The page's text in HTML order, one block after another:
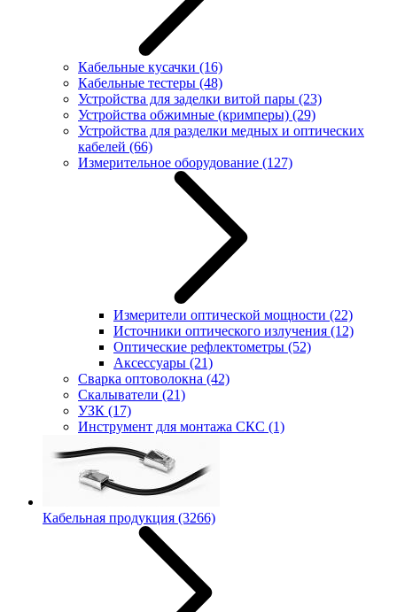
Кабельные кусачки (16)
Кабельные тестеры (48)
Устройства для заделки витой пары (23)
Устройства обжимные (кримперы) (29)
Устройства для разделки медных и оптических
кабелей (66)
Измерительное оборудование (127)
Измерители оптической мощности (22)
Источники оптического излучения (12)
Оптические рефлектометры (52)
Аксессуары (21)
Сварка оптоволокна (42)
Скалыватели (21)
УЗК (17)
Инструмент для монтажа СКС (1)
Кабельная продукция (3266)